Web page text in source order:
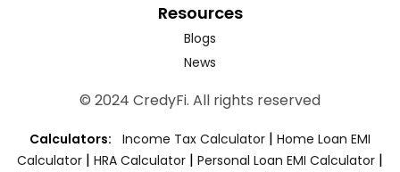
Resources
Blogs
News
© 2024 CredyFi. All rights reserved
Calculators: Income Tax Calculator | Home Loan EMI
Calculator | HRA Calculator | Personal Loan EMI Calculator |